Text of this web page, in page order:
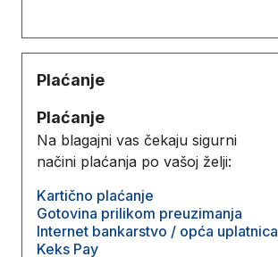
Plaćanje
Plaćanje
Na blagajni vas čekaju sigurni
načini plaćanja po vašoj želji:
Kartično plaćanje
Gotovina prilikom preuzimanja
Internet bankarstvo / opća uplatnica
Keks Pay